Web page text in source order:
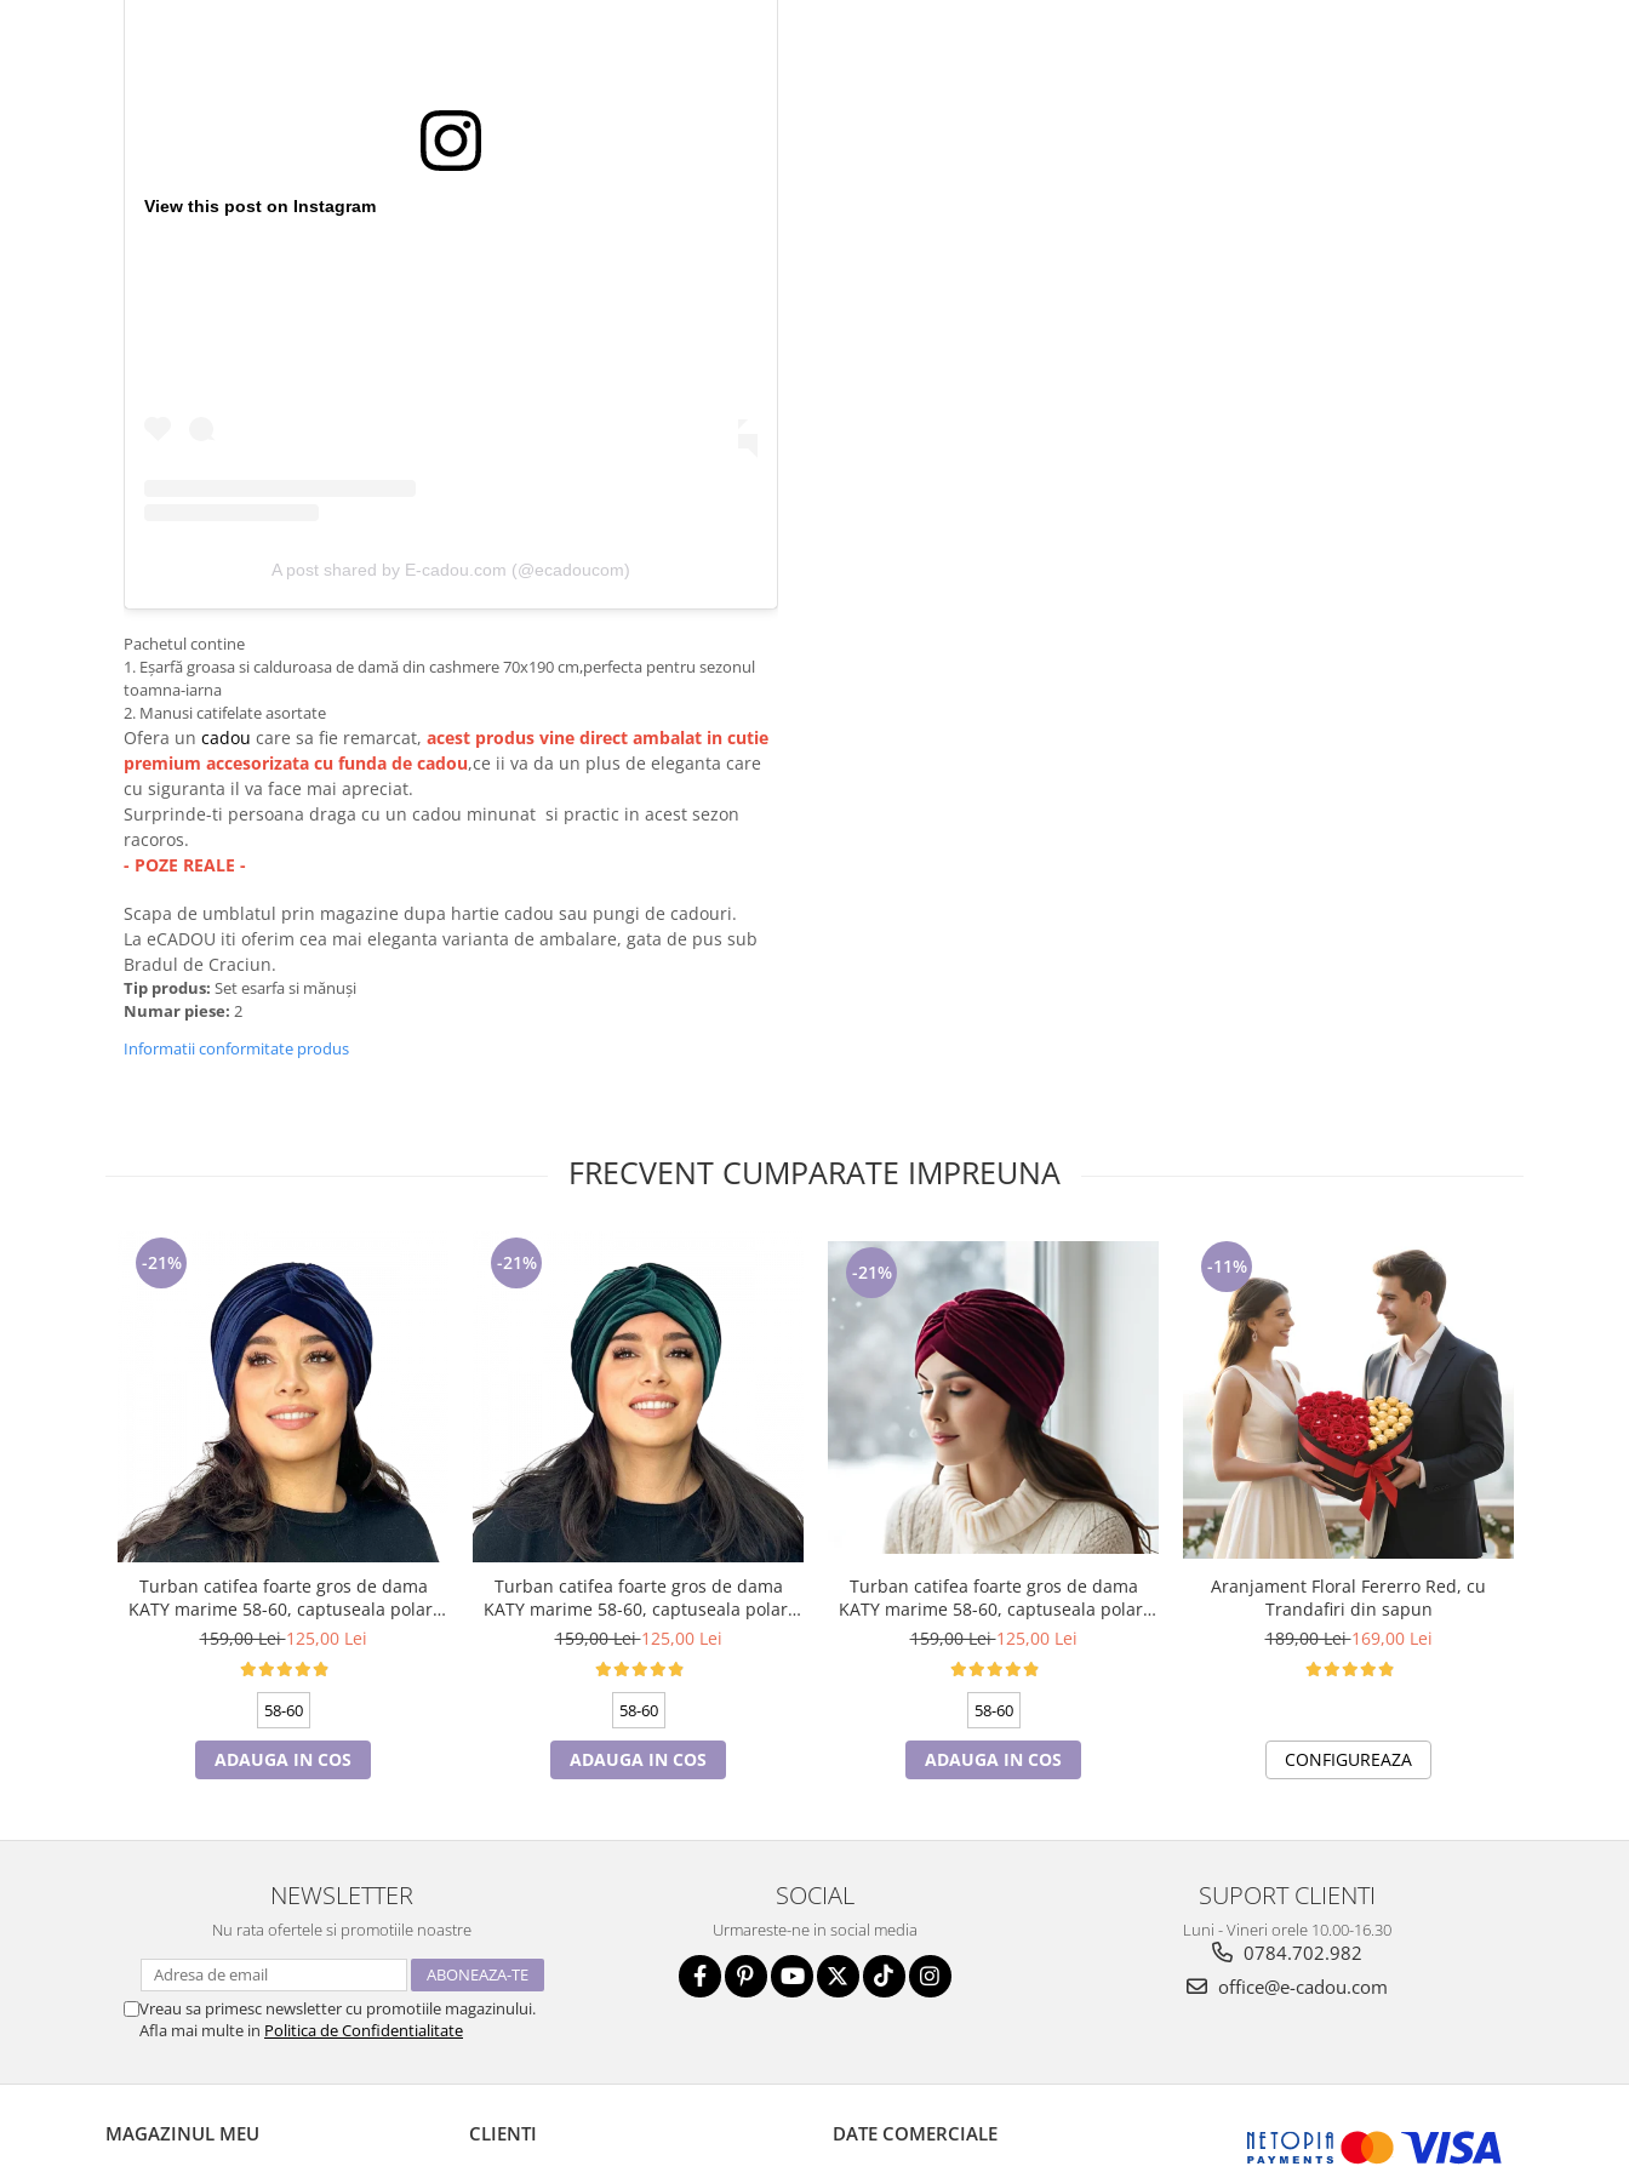
View this post on Instagram
A post shared by E-cadou.com (@ecadoucom)
Pachetul contine
1. Eșarfă groasa si calduroasa de damă din cashmere 70x190 cm,perfecta pentru sezonul
toamna-iarna
2. Manusi catifelate asortate
Ofera un cadou care sa fie remarcat, acest produs vine direct ambalat in cutie
premium accesorizata cu funda de cadou,ce ii va da un plus de eleganta care
cu siguranta il va face mai apreciat.
Surprinde-ti persoana draga cu un cadou minunat si practic in acest sezon
racoros.
- POZE REALE -
Scapa de umblatul prin magazine dupa hartie cadou sau pungi de cadouri.
La eCADOU iti oferim cea mai eleganta varianta de ambalare, gata de pus sub
Bradul de Craciun.
Tip produs: Set esarfa si mănuși
Numar piese: 2
Informatii conformitate produs
FRECVENT CUMPARATE IMPREUNA
-21%
Turban catifea foarte gros de dama
KATY marime 58-60, captuseala polar,
culoare bleomarin
159,00 Lei125,00 Lei
58-60
ADAUGA IN COS
-21%
Turban catifea foarte gros de dama
KATY marime 58-60, captuseala polar,
culoare verde emerald
159,00 Lei125,00 Lei
58-60
ADAUGA IN COS
-21%
Turban catifea foarte gros de dama
KATY marime 58-60, captuseala polar,
culoare wine
159,00 Lei125,00 Lei
58-60
ADAUGA IN COS
-11%
Aranjament Floral Fererro Red, cu
Trandafiri din sapun
189,00 Lei169,00 Lei
CONFIGUREAZA
NEWSLETTER
Nu rata ofertele si promotiile noastre
Vreau sa primesc newsletter cu promotiile magazinului.
Afla mai multe in Politica de Confidentialitate
SOCIAL
Urmareste-ne in social media
SUPORT CLIENTI
Luni - Vineri orele 10.00-16.30
0784.702.982
office@e-cadou.com
MAGAZINUL MEU CLIENTI DATE COMERCIALE